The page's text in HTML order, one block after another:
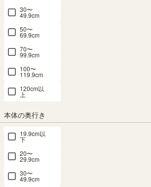
30〜
49.9cm
50〜
69.9cm
70〜
99.9cm
100〜
119.9cm
120cm以
上
本体の奥行き
19.9cm以
下
20〜
29.9cm
30〜
49.9cm
キャビネット 棚 幅90cm 高
ラルブラウン カウンター下
キッチン収納 ピタシエ PTS-
幅90× 奥行29.6 × 高さ84.9（cm）
ピタシエ
メルマガ or LINE登録で5%OFFクーポン進呈中
→登録はこちらから